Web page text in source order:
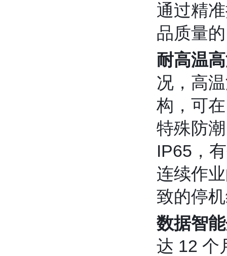
通过精
品质量
耐高温
况，高
构，可
特殊防
IP65，
连续作
致的停
数据智
达 12 个